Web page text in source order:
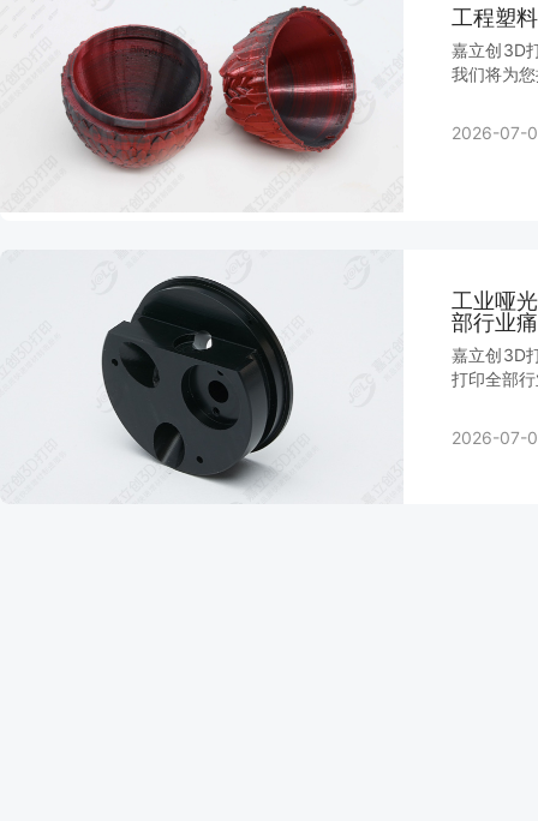
工程塑
嘉立创3D
我们将为
2026-07-
工业哑
部行业
嘉立创3D
打印全部
2026-07-